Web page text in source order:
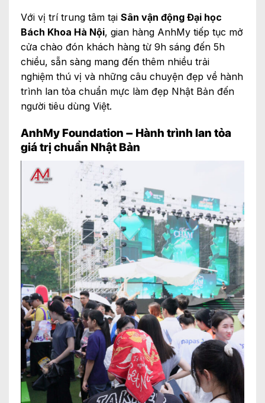
Với vị trí trung tâm tại Sân vận động Đại học
Bách Khoa Hà Nội, gian hàng AnhMy tiếp tục mở
cửa chào đón khách hàng từ 9h sáng đến 5h
chiều, sẵn sàng mang đến thêm nhiều trải
nghiệm thú vị và những câu chuyện đẹp về hành
trình lan tỏa chuẩn mực làm đẹp Nhật Bản đến
người tiêu dùng Việt.
AnhMy Foundation – Hành trình lan tỏa
giá trị chuẩn Nhật Bản